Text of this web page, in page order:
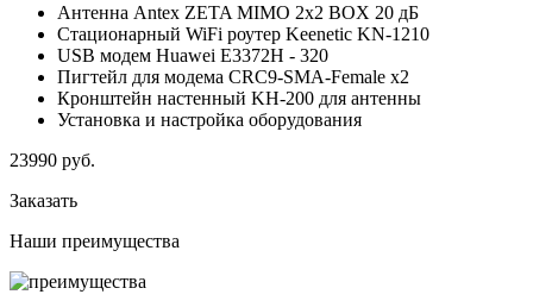
Антенна Antex ZETA MIMO 2x2 BOX 20 дБ
Стационарный WiFi роутер Keenetic KN-1210
USB модем Huawei E3372H - 320
Пигтейл для модема CRC9-SMA-Female x2
Кронштейн настенный KH-200 для антенны
Установка и настройка оборудования
23990 руб.
Заказать
Наши преимущества